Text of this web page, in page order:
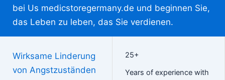
bei Us medicstoregermany.de und beginnen Sie,
das Leben zu leben, das Sie verdienen.
WhatsApp uns
Wirksame Linderung
von Angstzuständen
25+
Years of experience with